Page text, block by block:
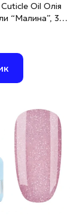
Oil Олія
“Малина”, 30